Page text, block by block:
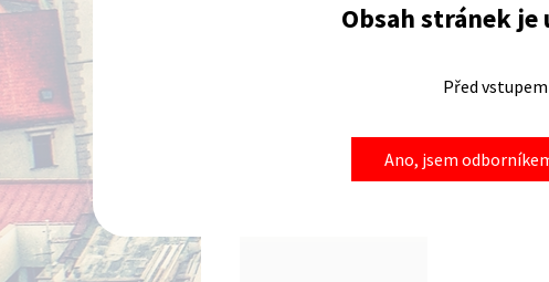
Obsah stránek
Před
Ano, jsem